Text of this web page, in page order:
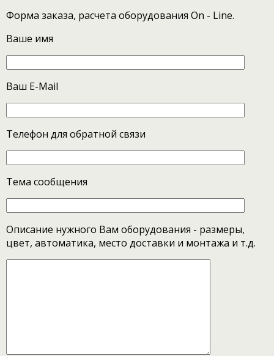
Форма заказа, расчета оборудования On - Line.
Ваше имя
Ваш E-Mail
Телефон для обратной связи
Тема сообщения
Описание нужного Вам оборудования - размеры,
цвет, автоматика, место доставки и монтажа и т.д.